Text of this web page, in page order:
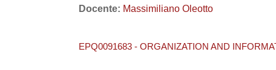
Docente: Massimiliano Oleotto
EPQ0091683 - ORGANIZATION AND